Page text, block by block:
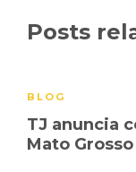
Posts
BLOG
TJ anuncia
Mato Grosso